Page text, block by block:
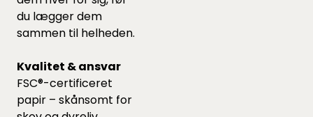
du lægger dem
sammen til helheden.
Kvalitet & ansvar
FSC®-certificeret
papir – skånsomt for